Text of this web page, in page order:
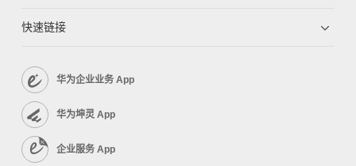
快速链接
华为企业业务 App
华为坤灵 App
企业服务 App